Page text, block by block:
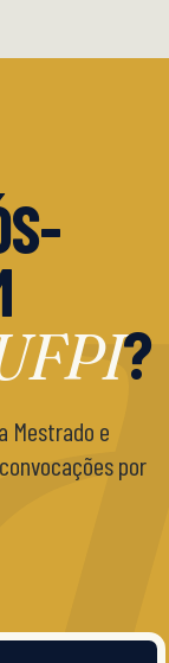
?
Mestrado e
por